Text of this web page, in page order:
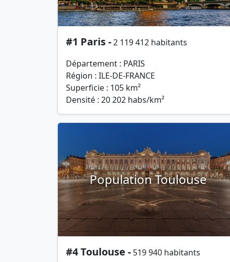
#1 Paris -2 119 412 habitants
Département : PARIS
Région : ILE-DE-FRANCE
Superficie : 105 km²
Densité : 20 202 habs/km²
Population Toulouse
#4 Toulouse - 519 940 habitants